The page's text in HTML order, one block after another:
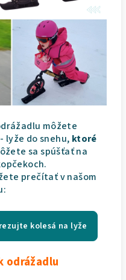
môžete
- lyže do snehu, ktoré
sa spúšťať na
prečítať v našom
kolesá na lyže
odrážadlu